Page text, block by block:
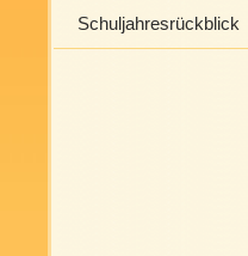
Schuljahresrückblick